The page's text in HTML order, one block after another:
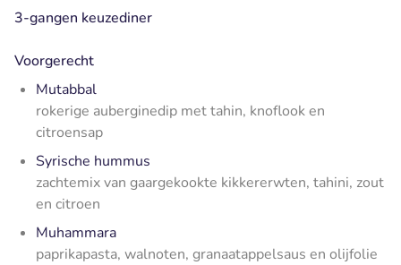
3-gangen keuzediner
Voorgerecht
Mutabbal
rokerige auberginedip met tahin, knoflook en
citroensap
Syrische hummus
zachtemix van gaargekookte kikkererwten, tahini, zout
en citroen
Muhammara
paprikapasta, walnoten, granaatappelsaus en olijfolie